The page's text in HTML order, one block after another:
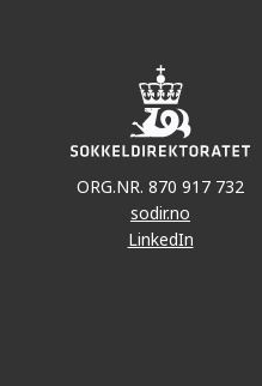
ORG.NR. 870 917 732
sodir.no
LinkedIn